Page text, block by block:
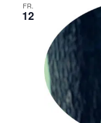
FR.
12